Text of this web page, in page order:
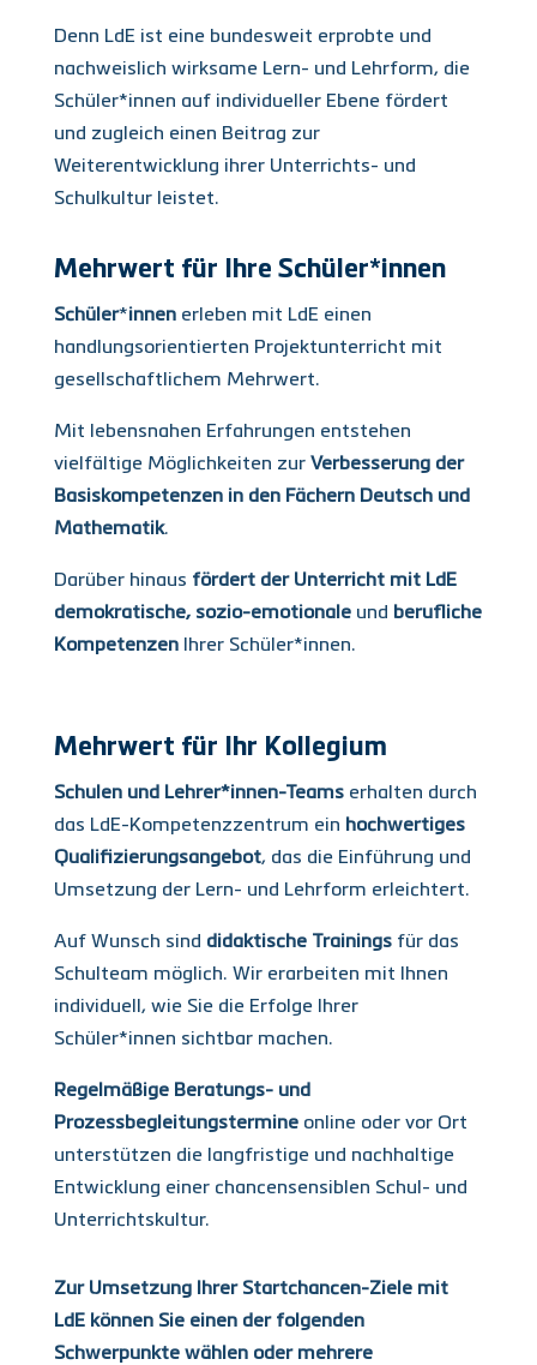
Denn LdE ist eine bundesweit erprobte und
nachweislich wirksame Lern- und Lehrform, die
Schüler*innen auf individueller Ebene fördert
und zugleich einen Beitrag zur
Weiterentwicklung ihrer Unterrichts- und
Schulkultur leistet.
Mehrwert für Ihre Schüler*innen
Schüler*innenerleben mit LdE einen
handlungsorientierten Projektunterricht mit
gesellschaftlichem Mehrwert.
Mit lebensnahen Erfahrungen entstehen
vielfältige Möglichkeiten zur Verbesserung der
Basiskompetenzen in den Fächern Deutsch und
Mathematik.
Darüber hinaus fördert der Unterricht mit LdE
demokratische, sozio-emotionale und berufliche
Kompetenzen
Ihrer Schüler*innen.
Mehrwert für Ihr Kollegium
Schulen und Lehrer*innen-Teamserhalten durch
das LdE-Kompetenzzentrum ein hochwertiges
Qualifizierungsangebot, das die Einführung und
Umsetzung der Lern- und Lehrform erleichtert.
Auf Wunsch sind didaktische Trainingsfür das
Schulteam möglich. Wir erarbeiten mit Ihnen
individuell, wie Sie die Erfolge Ihrer
Schüler*innen sichtbar machen.
Regelmäßige Beratungs- und
Prozessbegleitungstermine online oder vor Ort
unterstützen die langfristige und nachhaltige
Entwicklung einer chancensensiblen Schul- und
Unterrichtskultur.
Zur Umsetzung Ihrer Startchancen-Ziele mit
LdE können Sie einen der folgenden
Schwerpunkte wählen oder mehrere